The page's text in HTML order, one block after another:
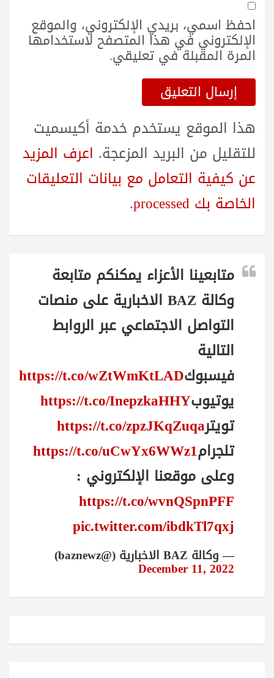
احفظ اسمي، بريدي الإلكتروني، والموقع
الإلكتروني في هذا المتصفح لاستخدامها
المرة المقبلة في تعليقي.
هذا الموقع يستخدم خدمة أكيسميت
للتقليل من البريد المزعجة. اعرف المزيد
عن كيفية التعامل مع بيانات التعليقات
الخاصة بك processed
.
متابعينا الأعزاء يمكنكم متابعة
وكالة BAZ الاخبارية على منصات
التواصل الاجتماعي عبر الروابط
التالية
فيسبوكhttps://t.co/wZtWmKtLAD
يوتيوبhttps://t.co/InepzkaHHY
تويترhttps://t.co/zpzJKqZuqa
تلجرامhttps://t.co/uCwYx6WWz1
وعلى موقعنا الإلكتروني :
https://t.co/wvnQSpnPFF
pic.twitter.com/ibdkTl7qxj
— وكالة BAZ الاخبارية (@baznewz)
December 11, 2022